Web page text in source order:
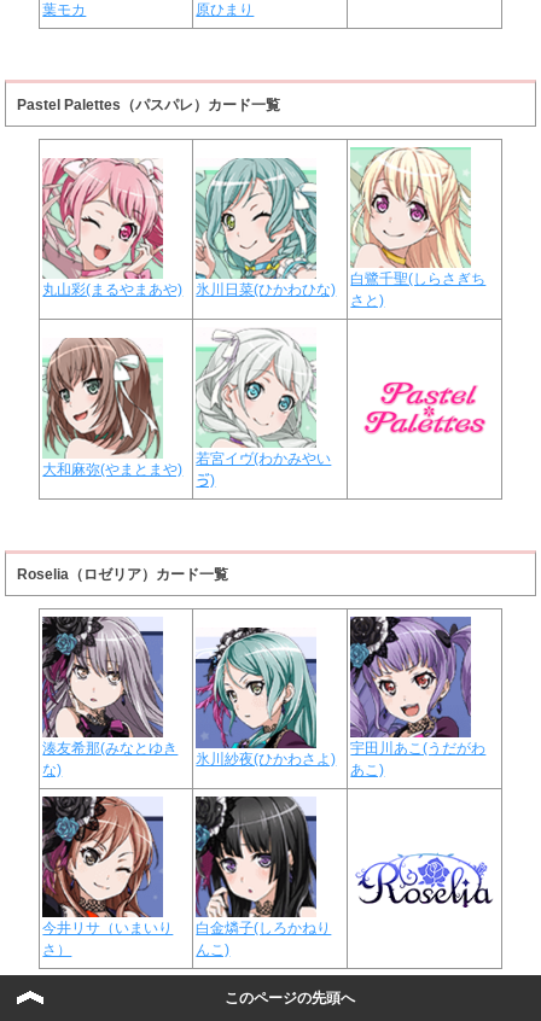
葉モカ
原ひまり
Pastel Palettes（パスパレ）カード一覧
丸山彩(まるやまあや) 氷川日菜(ひかわひな)
白鷺千聖(しらさぎち
さと)
大和麻弥(やまとまや)
若宮イヴ(わかみやい
ゔ)
Roselia（ロゼリア）カード一覧
湊友希那(みなとゆき
な)
氷川紗夜(ひかわさよ)
宇田川あこ(うだがわ
あこ)
今井リサ（いまいり
さ）
白金燐子(しろかねり
んこ)
このページの先頭へ